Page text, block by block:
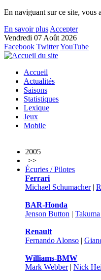
En naviguant sur ce site, vous
En savoir plus Accepter
Vendredi 07 Août 2026
Facebook TwitterYouTube
Accueil
Actualités
Saisons
Statistiques
Lexique
Jeux
Mobile
2005
>>
Écuries / Pilotes
Ferrari
Michael Schumacher|
BAR-Honda
Jenson Button |
Renault
Fernando Alonso |
Williams-BMW
Mark Webber| Nick